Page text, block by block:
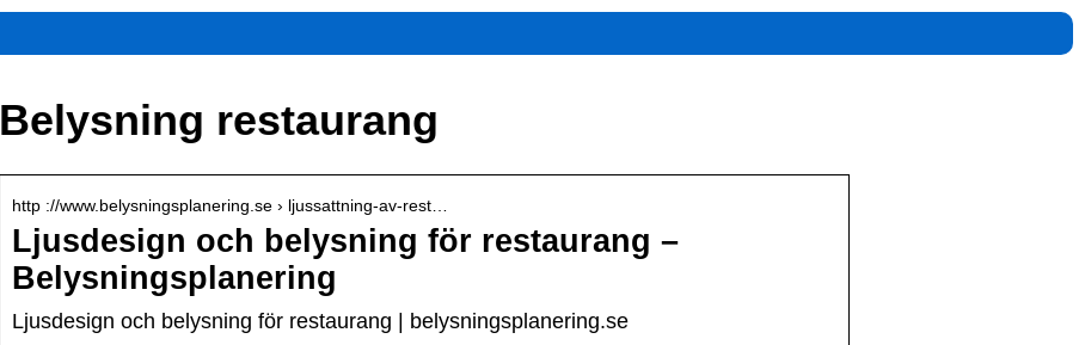
Belysning restaurang
http ://www.belysningsplanering.se › ljussattning-av-rest…
Ljusdesign och belysning för restaurang –
Belysningsplanering
Ljusdesign och belysning för restaurang | belysningsplanering.se